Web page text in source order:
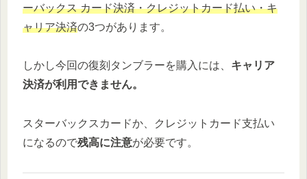
ーバックス カード決済・クレジットカード払い・キ
ャリア決済の3つがあります。
しかし今回の復刻タンブラーを購入には、 キャリア
決済が利用できません。
スターバックスカードか、クレジットカード支払い
になるので残高に注意が必要です。